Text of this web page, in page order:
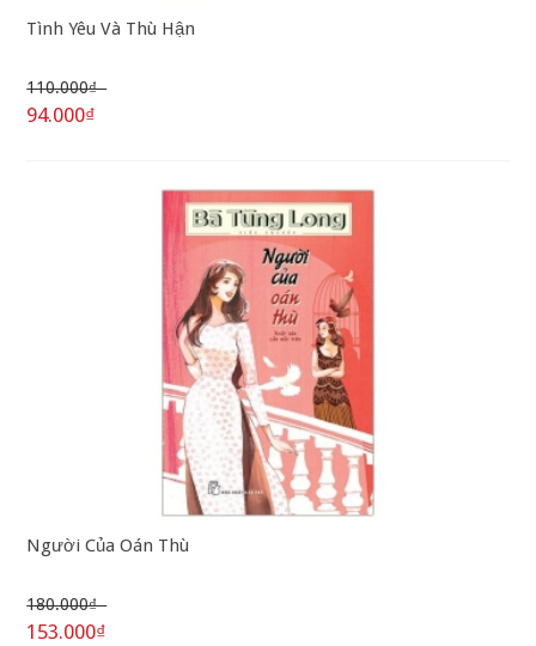
Tình Yêu Và Thù Hận
110.000₫
94.000₫
Người Của Oán Thù
180.000₫
153.000₫